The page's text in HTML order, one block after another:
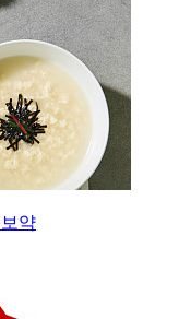
약